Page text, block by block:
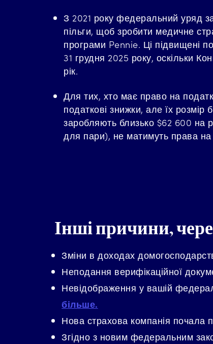
З 2021 року федеральний уряд
пільги, щоб зробити медичне
програми Pennie. Ці підвищені
31 грудня 2025 року, оскільки
рік.
Для тих, хто має право на
податкові знижки, але їх
заробляють близько $62 600 на
для пари), не матимуть права на
Інші причини,
Зміни в доходах
Неподання верифікаційної
Невідображення у вашій
більше.
Нова страхова компанія почала
Згідно з новим федеральним